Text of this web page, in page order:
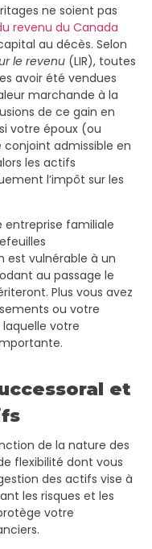
ne soient pas
revenu du Canada
au décès. Selon
le revenu (LIR), toutes
avoir été vendues
marchande à la
de ce gain en
votre époux (ou
admissible en
les actifs
l’impôt sur les
familiale
est vulnérable à un
au passage le
Plus vous avez
ou votre
votre
et
de la nature des
flexibilité dont vous
des actifs vise à
les risques et les
votre